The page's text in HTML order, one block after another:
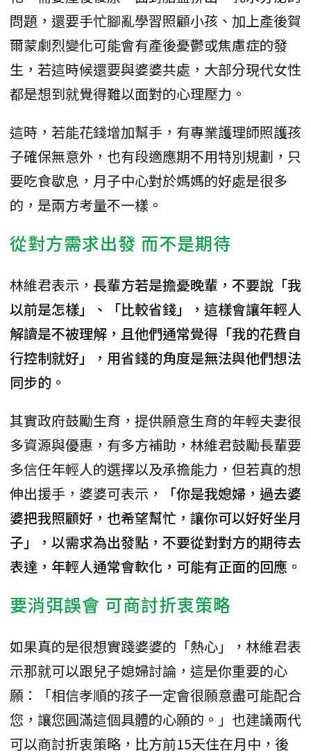
問題，還要手忙腳亂學習照顧小孩、加上產後賀
爾蒙劇烈變化可能會有產後憂鬱或焦慮症的發
生，若這時候還要與婆婆共處，大部分現代女性
都是想到就覺得難以面對的心理壓力。
這時，若能花錢增加幫手，有專業護理師照護孩
子確保無意外，也有段適應期不用特別規劃，只
要吃食歇息，月子中心對於媽媽的好處是很多
的，是兩方考量不一樣。
從對方需求出發 而不是期待
林維君表示， 長輩方若是擔憂晚輩，不要說「我
以前是怎樣」、「比較省錢」，這樣會讓年輕人
解讀是不被理解，且他們通常覺得「我的花費自
行控制就好」，用省錢的角度是無法與他們想法
同步的。
其實政府鼓勵生育，提供願意生育的年輕夫妻很
多資源與優惠，有多方補助，林維君鼓勵長輩要
多信任年輕人的選擇以及承擔能力，但若真的想
伸出援手，婆婆可表示，
「你是我媳婦，過去婆
婆把我照顧好，也希望幫忙，讓你可以好好坐月
子」，以需求為出發點，不要從對對方的期待去
表達，年輕人通常會軟化，可能有正面的回應。
要消弭誤會 可商討折衷策略
如果真的是很想實踐婆婆的「熱心」，林維君表
示那就可以跟兒子媳婦討論，這是你重要的心
願：「相信孝順的孩子一定會很願意盡可能配合
您，讓您圓滿這個具體的心願的。」也建議兩代
可以商討折衷策略，比方前15天住在月中，後